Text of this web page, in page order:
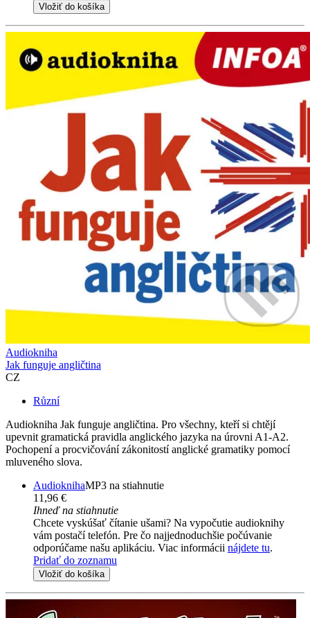
Vložiť do košíka
Audiokniha
Jak funguje angličtina
CZ
Různí
Audiokniha Jak funguje angličtina. Pro všechny, kteří si chtějí
upevnit gramatická pravidla anglického jazyka na úrovni A1-A2.
Pochopení a procvičování zákonitostí anglické gramatiky pomocí
mluveného slova.
AudioknihaMP3 na stiahnutie
11,96 €
Ihneď na stiahnutie
Chcete vyskúšať čítanie ušami? Na vypočutie audioknihy
vám postačí telefón. Pre čo najjednoduchšie počúvanie
odporúčame našu aplikáciu. Viac informácii nájdete tu.
Pridať do zoznamu
Vložiť do košíka